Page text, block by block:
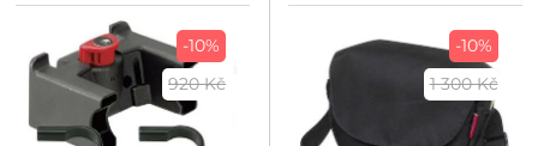
-10%
920 Kč
-10%
1 300 Kč